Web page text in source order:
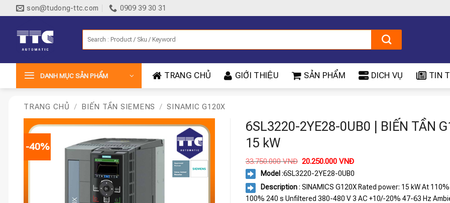
qua
son@tudong-ttc.com 0909 39 30 31
DANH MỤC SẢN PHẨM TRANG CHỦ GIỚI THIỆU SẢN PHẨM DICH VỤ TIN
TRANG CHỦ / BIẾN TẦN SIEMENS / SINAMIC G120X
-40%
6SL3220-2YE28-0UB0 | BIẾN TẦN
15 kW
33.750.000VNĐ Giá
gốc
là:
33.750.000 VNĐ.
20.250.000VNĐGiá
tại
là:
20.250.000 VNĐ.
Model :6SL3220-2YE28-0UB0
Description: SINAMICS G120X Rated power: 15 kW At
100% 240 s Unfiltered 380-480 V 3 AC +10/-20% 47-63 Hz